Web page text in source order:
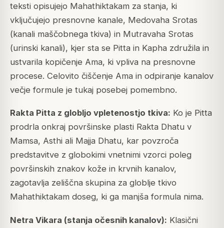
teksti opisujejo Mahathiktakam za stanja, ki
vključujejo presnovne kanale, Medovaha Srotas
(kanali maščobnega tkiva) in Mutravaha Srotas
(urinski kanali), kjer sta se Pitta in Kapha združila in
ustvarila kopičenje Ama, ki vpliva na presnovne
procese. Celovito čiščenje Ama in odpiranje kanalov
večje formule je tukaj posebej pomembno.
Rakta Pitta z globljo vpletenostjo tkiva: Ko je Pitta
prodrla onkraj površinske plasti Rakta Dhatu v
Mamsa, Asthi ali Majja Dhatu, kar povzroča
predstavitve z globokimi vnetnimi vzorci poleg
površinskih znakov kože in krvnih kanalov,
zagotavlja zeliščna skupina za globlje tkivo
Mahathiktakam doseg, ki ga manjša formula nima.
Netra Vikara (stanja očesnih kanalov): Klasični